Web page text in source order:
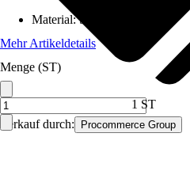
Verkauf durch: Procommerce Group
Material:Stahl
Mehr Artikeldetails
Menge (ST)
1 ST